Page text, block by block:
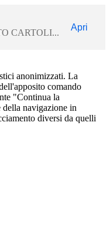
CARTOLI...
Apri
anonimizzati. La
comando
"Continua la
navigazione in
diversi da quelli